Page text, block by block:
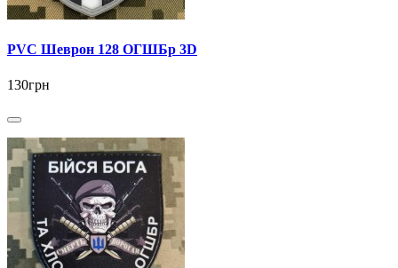
PVC Шеврон 128 ОГШБр 3D
130грн